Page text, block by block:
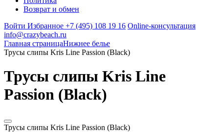
Возврат и обмен
Войти Избранное +7 (495) 108 19 16 Online-консультация
info@crazybeach.ru
Главная страницаНижнее белье
Трусы слипы Kris Line Passion (Black)
Трусы слипы Kris Line
Passion (Black)
Трусы слипы Kris Line Passion (Black)